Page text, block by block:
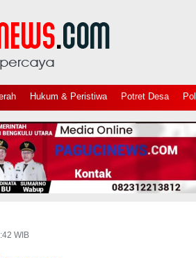
Hukum & Peristiwa Potret Desa
WIB